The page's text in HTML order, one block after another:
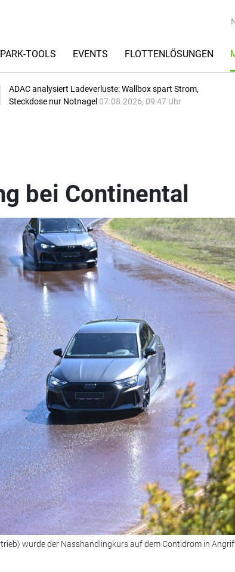
TOOLS EVENTS FLOTTENLÖSUNGEN
ADAC analysiert Ladeverluste: Wallbox spart Strom,
Steckdose nur Notnagel 07.08.2026, 09:47 Uhr
bei Continental
wurde der Nasshandlingkurs auf dem Contidrom in